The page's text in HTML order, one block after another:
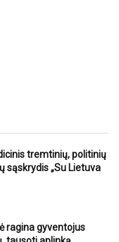
tremtinių, politinių
sąskrydis „Su Lietuva
ragina gyventojus